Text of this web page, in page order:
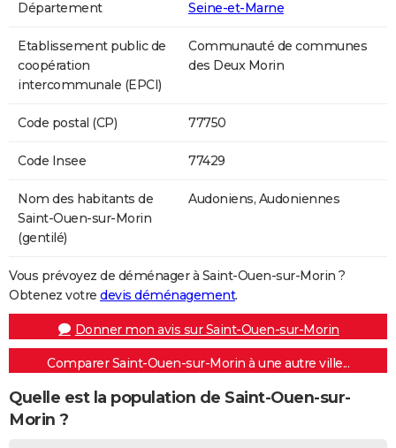
Département Seine-et-Marne
Etablissement public de
coopération
intercommunale (EPCI)
Communauté de communes
des Deux Morin
Code postal (CP) 77750
Code Insee 77429
Nom des habitants de
Saint-Ouen-sur-Morin
(gentilé)
Audoniens, Audoniennes
Vous prévoyez de déménager à Saint-Ouen-sur-Morin ?
Obtenez votre devis déménagement.
Donner mon avis sur Saint-Ouen-sur-Morin
Comparer Saint-Ouen-sur-Morin à une autre ville...
Quelle est la population de Saint-Ouen-sur-
Morin ?